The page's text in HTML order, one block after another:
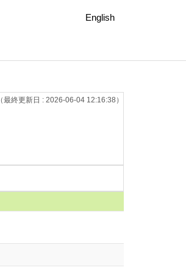
English
（最終更新日 : 2026-06-04 12:16:38）